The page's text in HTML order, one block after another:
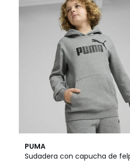
PUMA
Sudadera con capucha de
5
/
3
Colores